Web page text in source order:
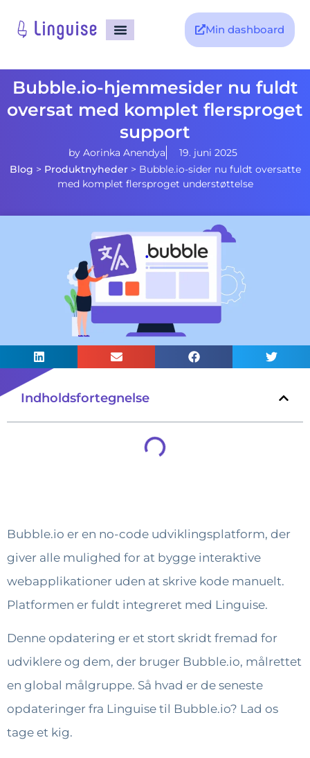
Min dashboard
Bubble.io-hjemmesider nu fuldt
oversat med komplet flersproget
support
by Aorinka Anendya
19. juni 2025
Blog > Produktnyheder> Bubble.io-sider nu fuldt oversatte
med komplet flersproget understøttelse
Indholdsfortegnelse
Bubble.io er en no-code udviklingsplatform, der
giver alle mulighed for at bygge interaktive
webapplikationer uden at skrive kode manuelt.
Platformen er fuldt integreret med Linguise.
Denne opdatering er et stort skridt fremad for
udviklere og dem, der bruger Bubble.io, målrettet
en global målgruppe. Så hvad er de seneste
opdateringer fra Linguise til Bubble.io? Lad os
tage et kig.